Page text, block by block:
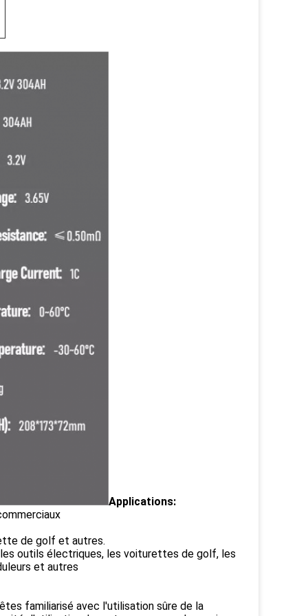
Applications:
de golf et autres.
outils électriques, les voiturettes de golf, les
et autres
familiarisé avec l'utilisation sûre de la